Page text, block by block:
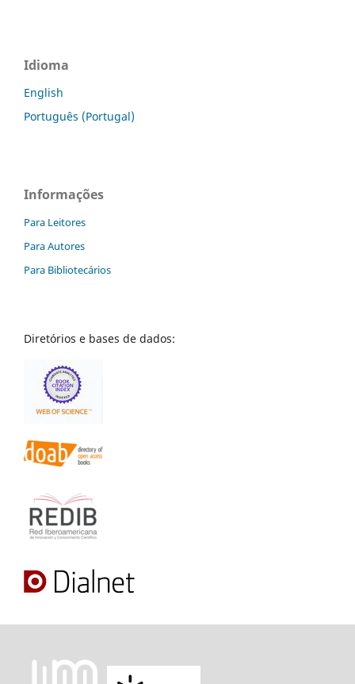
Idioma
English
Português (Portugal)
Informações
Para Leitores
Para Autores
Para Bibliotecários
Diretórios e bases de dados: